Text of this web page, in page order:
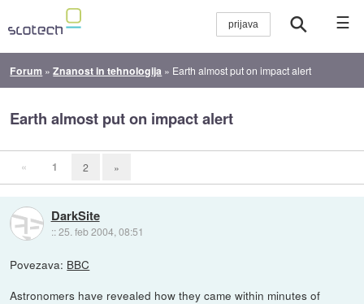
☰
Forum »Znanost in tehnologija » Earth almost put on impact alert
Earth almost put on impact alert
« 1 2 »
DarkSite
::25. feb 2004, 08:51
Povezava: BBC
Astronomers have revealed how they came within minutes of